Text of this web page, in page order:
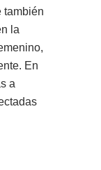
también
la
En
a